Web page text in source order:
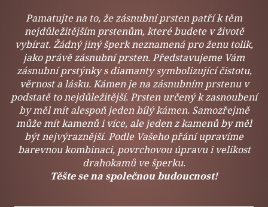
Pamatujte na to, že zásnubní prsten patří k těm
nejdůležitějším prstenům, které budete v životě
vybírat. Žádný jiný šperk neznamená pro ženu tolik,
jako právě zásnubní prsten. Představujeme Vám
zásnubní prstýnky s diamanty symbolizující čistotu,
věrnost a lásku. Kámen je na zásnubním prstenu v
podstatě to nejdůležitější. Prsten určený k zasnoubení
by měl mít alespoň jeden bílý kámen. Samozřejmě
může mít kamenů i více, ale jeden z kamenů by měl
být nejvýraznější. Podle Vašeho přání upravíme
barevnou kombinaci, povrchovou úpravu i velikost
drahokamů ve šperku.
Těšte se na společnou budoucnost!